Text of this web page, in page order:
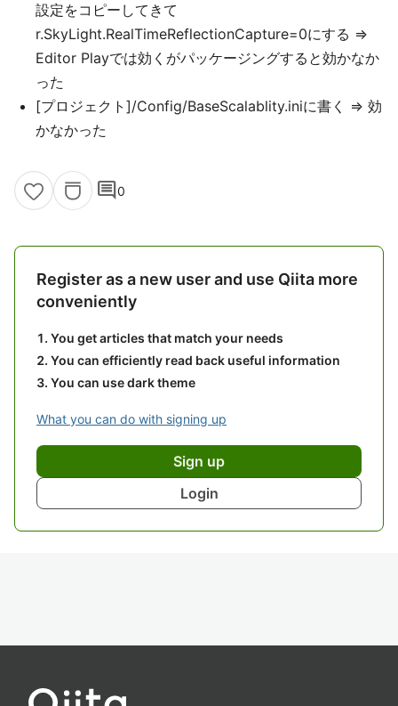
設定をコピーしてきて
r.SkyLight.RealTimeReflectionCapture=0にする =>
Editor Playでは効くがパッケージングすると効かなか
った
[プロジェクト]/Config/BaseScalablity.iniに書く => 効
かなかった
comment0
Register as a new user and use Qiita more
conveniently
You get articles that match your needs
You can efficiently read back useful information
You can use dark theme
What you can do with signing up
Sign up
Login